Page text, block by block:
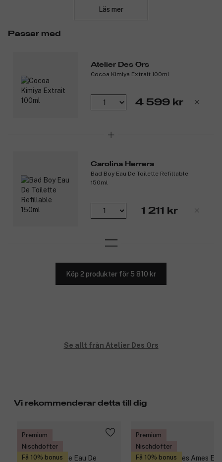
en sofistikerad och sensuell avslutning. Pink Me Up kombinerar
doftupplevelse.
Toppnoter: Bergamottessens och apelsinblomsblad.
Hjärtnoter: Champagne NaturePrint, Rose Centifolia och
björnbär.
Basnoter: Patchouliessens, iris och mysk.
Läs mer
Passar med
Atelier Des Ors
Cocoa Kimiya Extrait 100ml
4 599 kr
Carolina Herrera
Bad Boy Eau De Toilette Refillable
150ml
1 211 kr
Köp 2 produkter för 5 810 kr
Se allt från Atelier Des Ors
Vi rekommenderar detta till dig
Premium
Nischdofter
Få 10% bonus
Premium
Nischdofter
Få 10% bonus